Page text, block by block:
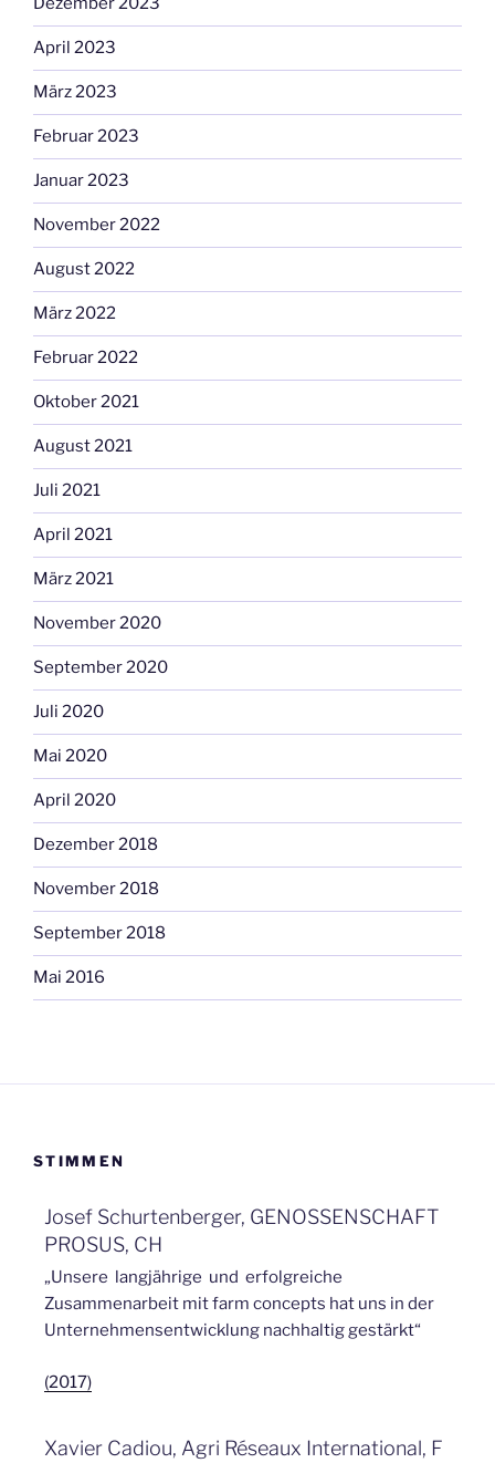
April 2023
März 2023
Februar 2023
Januar 2023
November 2022
August 2022
März 2022
Februar 2022
Oktober 2021
August 2021
Juli 2021
April 2021
März 2021
November 2020
September 2020
Juli 2020
Mai 2020
April 2020
Dezember 2018
November 2018
September 2018
Mai 2016
STIMMEN
Josef Schurtenberger, GENOSSENSCHAFT
PROSUS, CH
„Unsere langjährige und erfolgreiche
Zusammenarbeit mit farm concepts hat uns in der
Unternehmensentwicklung nachhaltig gestärkt“
(2017)
Xavier Cadiou, Agri Réseaux International, F